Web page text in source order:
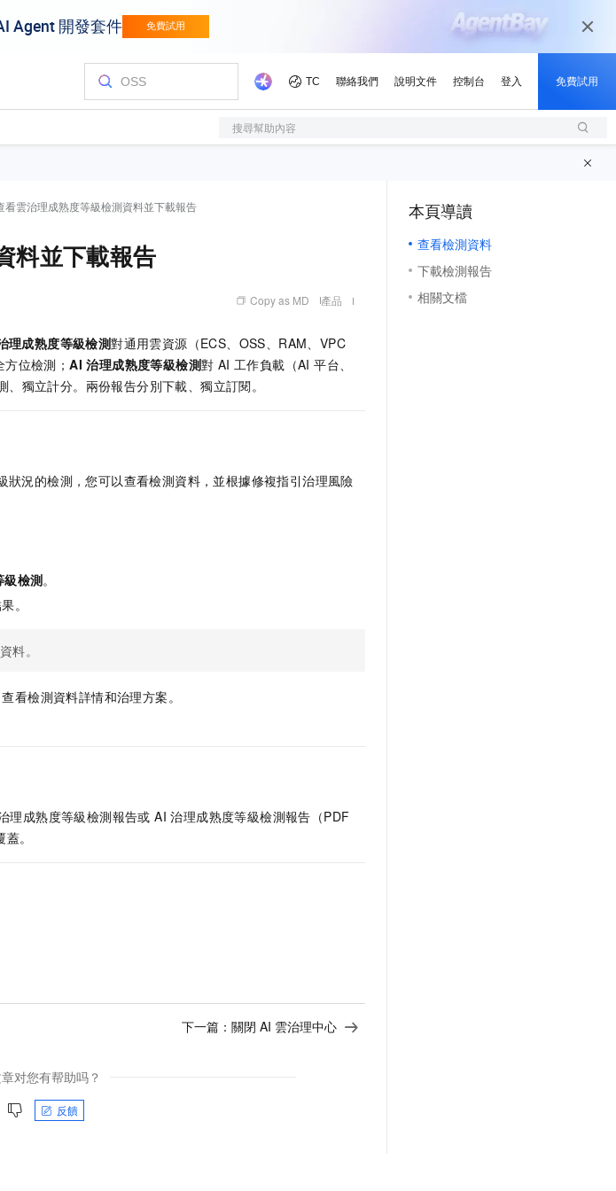
搜尋幫助內容
看雲治理成熟度等級檢測資料並下載報告
料並下載報告
Copy as MD 產品
理成熟度等級檢測對通用雲資源（ECS、OSS、RAM、VPC
方位檢測；AI 治理成熟度等級檢測對 AI 工作負載（AI 平台、
獨立計分。兩份報告分別下載、獨立訂閱。
況的檢測，您可以查看檢測資料，並根據修複指引治理風險
級檢測。
。
料。
看檢測資料詳情和治理方案。
理成熟度等級檢測報告或 AI 治理成熟度等級檢測報告（PDF
。
下一篇： 關閉 AI 雲治理中心
对您有帮助吗？
反饋
本頁導讀
查看檢測資料
下載檢測報告
相關文檔